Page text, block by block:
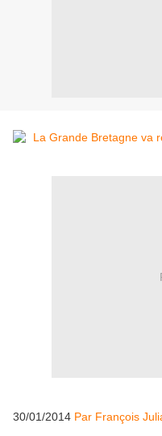
30/01/2014 Par François